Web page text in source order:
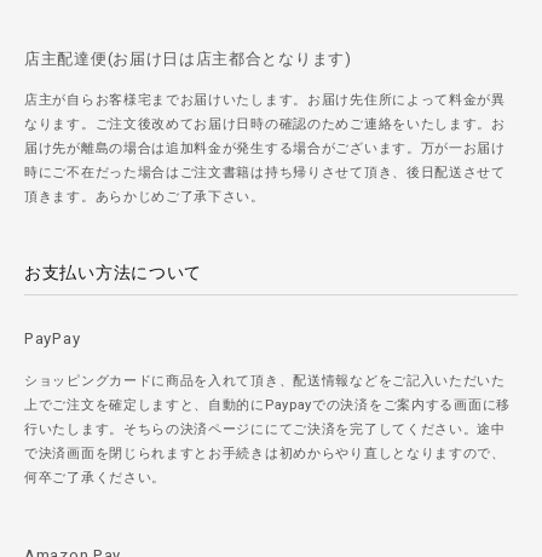
店主配達便(お届け日は店主都合となります)
店主が自らお客様宅までお届けいたします。お届け先住所によって料金が異
なります。ご注文後改めてお届け日時の確認のためご連絡をいたします。お
届け先が離島の場合は追加料金が発生する場合がございます。万が一お届け
時にご不在だった場合はご注文書籍は持ち帰りさせて頂き、後日配送させて
頂きます。あらかじめご了承下さい。
お支払い方法について
PayPay
ショッピングカードに商品を入れて頂き、配送情報などをご記入いただいた
上でご注文を確定しますと、自動的にPaypayでの決済をご案内する画面に移
行いたします。そちらの決済ページににてご決済を完了してください。途中
で決済画面を閉じられますとお手続きは初めからやり直しとなりますので、
何卒ご了承ください。